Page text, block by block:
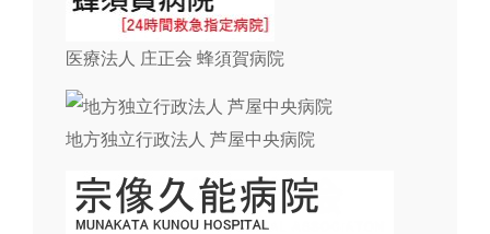
医療法人 庄正会 蜂須賀病院
地方独立行政法人 芦屋中央病院